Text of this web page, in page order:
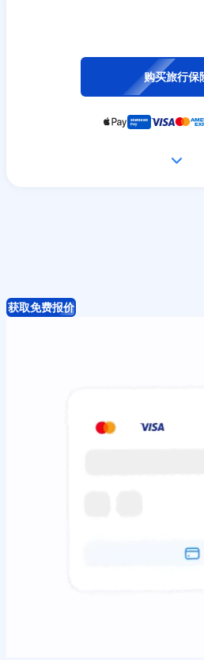
购买旅行保
获取免费报价